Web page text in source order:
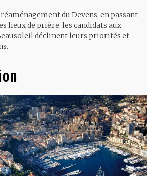
du Devens, en passant
lieux de prière, les candidats aux
déclinent leurs priorités et